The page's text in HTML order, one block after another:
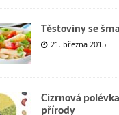
Těstoviny se
21. března 2015
Cizrnová
přírody